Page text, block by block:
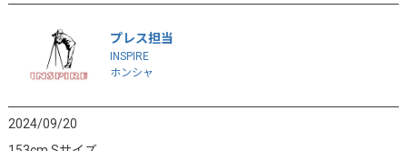
プレス担当
INSPIRE
ホンシャ
2024/09/20